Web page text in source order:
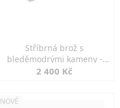
Stříbrná brož s
bleděmodrými kameny -
jemná elegance
2 400 Kč
NOVÉ